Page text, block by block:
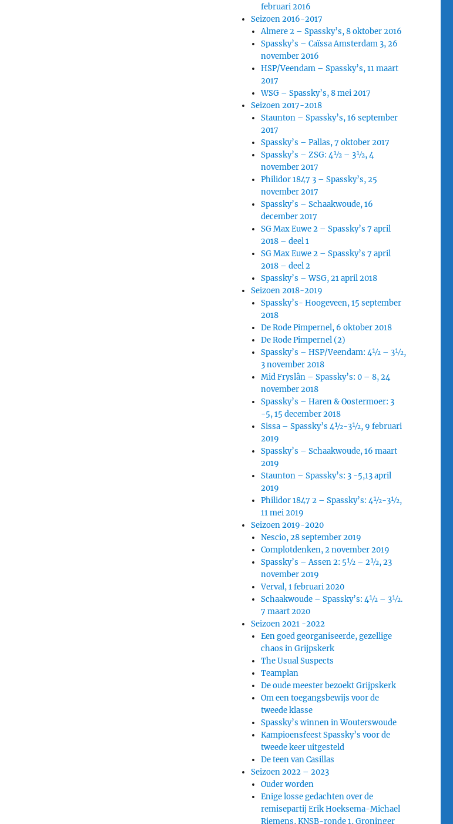
februari 2016
Seizoen 2016-2017
Almere 2 – Spassky’s, 8 oktober 2016
Spassky’s – Caïssa Amsterdam 3, 26
november 2016
HSP/Veendam – Spassky’s, 11 maart
2017
WSG – Spassky’s, 8 mei 2017
Seizoen 2017-2018
Staunton – Spassky’s, 16 september
2017
Spassky’s – Pallas, 7 oktober 2017
Spassky’s – ZSG: 4½ – 3½, 4
november 2017
Philidor 1847 3 – Spassky’s, 25
november 2017
Spassky’s – Schaakwoude, 16
december 2017
SG Max Euwe 2 – Spassky’s 7 april
2018 – deel 1
SG Max Euwe 2 – Spassky’s 7 april
2018 – deel 2
Spassky’s – WSG, 21 april 2018
Seizoen 2018-2019
Spassky’s- Hoogeveen, 15 september
2018
De Rode Pimpernel, 6 oktober 2018
De Rode Pimpernel (2)
Spassky’s – HSP/Veendam: 4½ – 3½,
3 november 2018
Mid Fryslân – Spassky’s: 0 – 8, 24
november 2018
Spassky’s – Haren & Oostermoer: 3
-5, 15 december 2018
Sissa – Spassky’s 4½-3½, 9 februari
2019
Spassky’s – Schaakwoude, 16 maart
2019
Staunton – Spassky’s: 3 -5,13 april
2019
Philidor 1847 2 – Spassky’s: 4½-3½,
11 mei 2019
Seizoen 2019-2020
Nescio, 28 september 2019
Complotdenken, 2 november 2019
Spassky’s – Assen 2: 5½ – 2½, 23
november 2019
Verval, 1 februari 2020
Schaakwoude – Spassky’s: 4½ – 3½.
7 maart 2020
Seizoen 2021 -2022
Een goed georganiseerde, gezellige
chaos in Grijpskerk
The Usual Suspects
Teamplan
De oude meester bezoekt Grijpskerk
Om een toegangsbewijs voor de
tweede klasse
Spassky’s winnen in Wouterswoude
Kampioensfeest Spassky’s voor de
tweede keer uitgesteld
De teen van Casillas
Seizoen 2022 – 2023
Ouder worden
Enige losse gedachten over de
remisepartij Erik Hoeksema-Michael
Riemens, KNSB-ronde 1, Groninger